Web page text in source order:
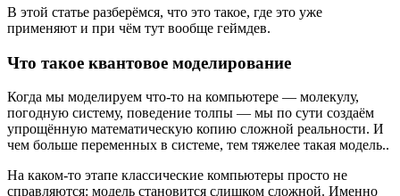
В этой статье разберёмся, что это такое, где это уже
применяют и при чём тут вообще геймдев.
Что такое квантовое моделирование
Когда мы моделируем что-то на компьютере — молекулу,
погодную систему, поведение толпы — мы по сути создаём
упрощённую математическую копию сложной реальности. И
чем больше переменных в системе, тем тяжелее такая модель..
На каком-то этапе классические компьютеры просто не
справляются: модель становится слишком сложной. Именно